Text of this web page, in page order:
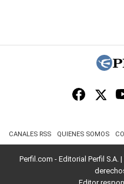
CANALES RSS QUIENES SOMOS
Perfil.com - Editorial Perfil S.A. |